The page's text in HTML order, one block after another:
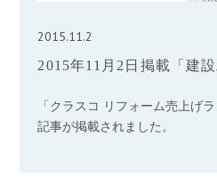
2015.11.2
2015年11月2日掲載「建設
「クラスコ リフォーム売上げ
記事が掲載されました。